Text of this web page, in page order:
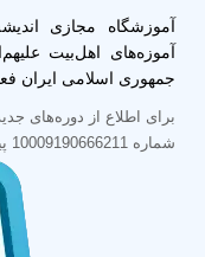
آموزشگاه مجازی
آموزه‌های اهل‌بیت
جمهوری اسلامی ایران
برای اطلاع از دوره‌های
شماره 10009190666211 پیامک کنید.